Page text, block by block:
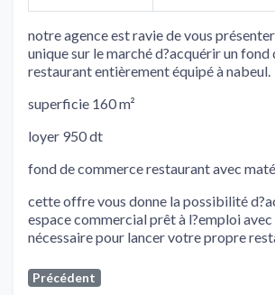
notre agence est ravie de vous
unique sur le marché d?acquérir un
restaurant entièrement équipé à nabeul.
superficie 160 m²
loyer 950 dt
fond de commerce restaurant avec
cette offre vous donne la possibilité
espace commercial prêt à l?emploi
nécessaire pour lancer votre propre
Précédent